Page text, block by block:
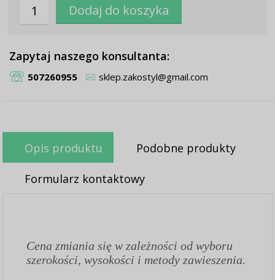
Zapytaj naszego konsultanta:
507260955 sklep.zakostyl@gmail.com
Opis produktu Podobne produkty
Formularz kontaktowy
Cena zmiania się w zależności od wyboru
szerokości, wysokości i metody zawieszenia.